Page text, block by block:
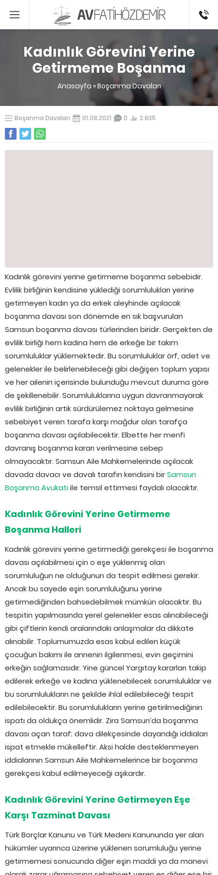
Kadınlık Görevini Yerine
Getirmeme Boşanma
Anasayfa »Boşanma Davaları
Boşanma Davaları 01.08.2021 0 2.635
Kadınlık görevini yerine getirmeme boşanma sebebidir.
Evlilik birliğinin kendisine yüklediği sorumlulukları yerine
getirmeyen kadın ya da erkek aleyhinde açılacak
boşanma davası son dönemde en sık başvurulan
Samsun boşanma davası türlerinden biridir. Gerçekten de
evlilik birliği hem kadına hem de erkeğe bir takım
sorumluluklar yüklemektedir. Bu sorumluluklar örf, adet ve
gelenekler ile belirlenebileceği gibi değişen toplum yapısı
ve her ailenin içerisinde bulunduğu mevcut duruma göre
de şekillenebilir. Sorumluluklarına uygun davranmayarak
evlilik birliğinin artık sürdürülemez noktaya gelmesine
sebebiyet veren tarafa karşı mağdur olan tarafça
boşanma davası açılabilecektir. Elbette her menfi
davranış boşanma kararı verilmesine sebep
olmayacaktır. Samsun Aile Mahkemelerinde açılacak
davada davacı ve davalı tarafın kendisini birSamsun
Boşanma Avukatıile temsil ettirmesi faydalı olacaktır.
Kadınlık Görevini Yerine Getirmeme
Boşanma Halleri
Kadınlık görevini yerine getirmediği gerekçesi ile boşanma
davası açılabilmesi için o eşe yüklenmiş olan
sorumluluğun ne olduğunun da tespit edilmesi gerekir.
Ancak bu sayede eşin sorumluluğunu yerine
getirmediğinden bahsedebilmek mümkün olacaktır. Bu
tespitin yapılmasında yerel gelenekler esas alınabileceği
gibi çiftlerin kendi aralarındaki anlaşmalar da dikkate
alınabilir. Toplumumuzda esas kabul edilen küçük
çocuğun bakımı ile annenin ilgilenmesi, evin geçimini
erkeğin sağlamasıdır. Yine güncel Yargıtay kararları takip
edilerek erkeğe ve kadına yüklenebilecek sorumluluklar ve
bu sorumlulukların ne şekilde ihlal edilebileceği tespit
edilebilecektir. Bu sorumlulukların yerine getirilmediğinin
ispatı da oldukça önemlidir. Zira Samsun’da boşanma
davası açan taraf; dava dilekçesinde dayandığı iddiaları
ispat etmekle mükelleftir. Aksi halde desteklenmeyen
iddialarının Samsun Aile Mahkemelerince bir boşanma
gerekçesi kabul edilmeyeceği aşikardır.
Kadınlık Görevini Yerine Getirmeyen Eşe
Karşı Tazminat Davası
Türk Borçlar Kanunu ve Türk Medeni Kanununda yer alan
hükümler uyarınca üzerine yüklenen sorumluluğu yerine
getirmemesi sonucunda diğer eşin maddi ya da manevi